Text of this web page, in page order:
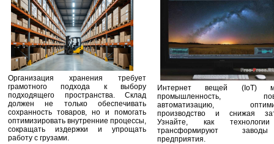
Организация хранения требует
грамотного подхода к выбору
подходящего пространства. Склад
должен не только обеспечивать
сохранность товаров, но и помогать
оптимизировать внутренние процессы,
сокращать издержки и упрощать
работу с грузами.
Интернет вещей (IoT)
промышленность,
автоматизацию,
производство и снижая
Узнайте, как
трансформируют
предприятия.